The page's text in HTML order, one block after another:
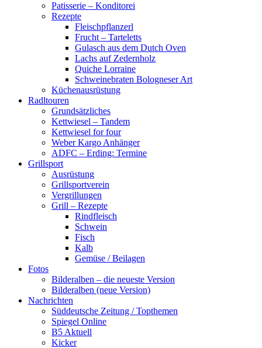
Patisserie – Konditorei
Rezepte
Fleischpflanzerl
Frucht – Tarteletts
Gulasch aus dem Dutch Oven
Lachs auf Zedernholz
Quiche Lorraine
Schweinebraten Bologneser Art
Küchenausrüstung
Radltouren
Grundsätzliches
Kettwiesel – Tandem
Kettwiesel for four
Weber Kargo Anhänger
ADFC – Erding: Termine
Grillsport
Ausrüstung
Grillsportverein
Vergrillungen
Grill – Rezepte
Rindfleisch
Schwein
Fisch
Kalb
Gemüse / Beilagen
Fotos
Bilderalben – die neueste Version
Bilderalben (neue Version)
Nachrichten
Süddeutsche Zeitung / Topthemen
Spiegel Online
B5 Aktuell
Kicker